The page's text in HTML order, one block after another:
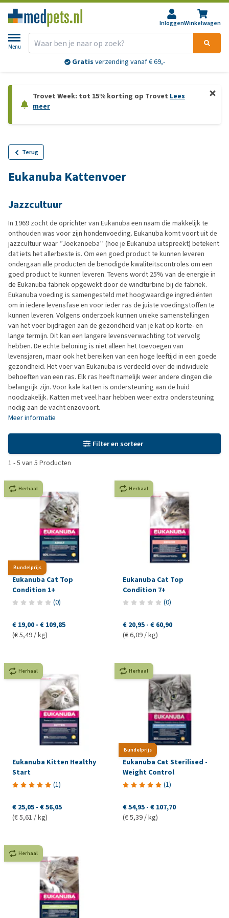
InloggenWinkelwagen
Menu
Gratis verzending vanaf € 69,-
Trovet Week: tot 15% korting op Trovet Lees
meer
Terug
Eukanuba Kattenvoer
Jazzcultuur
In 1969 zocht de oprichter van Eukanuba een naam die makkelijk te
onthouden was voor zijn hondenvoeding. Eukanuba komt voort uit de
jazzcultuur waar ‘’Joekanoeba’’ (hoe je Eukanuba uitspreekt) betekent
dat iets het allerbeste is. Om een goed product te kunnen leveren
ondergaan alle producten de benodigde kwaliteitscontroles om een
goed product te kunnen leveren. Tevens wordt 25% van de energie in
de Eukanuba fabriek opgewekt door de windturbine bij de fabriek.
Eukanuba voeding is samengesteld met hoogwaardige ingrediënten
om in iedere levensfase en voor ieder ras de juiste voedingstoffen te
kunnen leveren. Volgens onderzoek kunnen unieke samenstellingen
van het voer bijdragen aan de gezondheid van je kat op korte- en
lange termijn. Dit kan een langere levensverwachting tot vervolg
hebben. De echte beloning is niet alleen het toevoegen van
levensjaren, maar ook het bereiken van een hoge leeftijd in een goede
gezondheid. Het voer van Eukanuba is verdeeld over de individuele
behoeften van een ras. Elk ras heeft namelijk weer andere dingen die
belangrijk zijn. Voor kale katten is ondersteuning aan de huid
noodzakelijk. Katten met veel haar hebben weer extra ondersteuning
nodig aan de vacht enzovoort.
Meer informatie
Filter en sorteer
1 -5 van 5 Producten
Bundelprijs
Herhaal
Eukanuba Cat Top
Condition 1+
(0)
€ 19,00 - € 109,85
(€ 5,49 / kg)
Herhaal
Eukanuba Cat Top
Condition 7+
(0)
€ 20,95 - € 60,90
(€ 6,09 / kg)
Herhaal
Eukanuba Kitten Healthy
Start
(1)
€ 25,05 - € 56,05
(€ 5,61 / kg)
Bundelprijs
Herhaal
Eukanuba Cat Sterilised -
Weight Control
(1)
€ 54,95 - € 107,70
(€ 5,39 / kg)
Herhaal